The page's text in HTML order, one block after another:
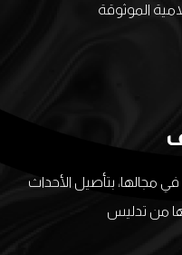
الموثوقة
مجالها، بتأصيل الأحداث
من تدليس